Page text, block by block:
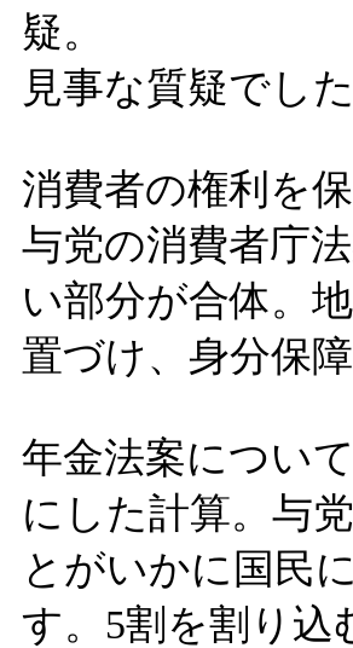
疑。
見事な質疑でした
消費者の権利を
与党の消費者庁
い部分が合体。
置づけ、身分保
年金法案につい
にした計算。与
とがいかに国民
す。5割を割り込